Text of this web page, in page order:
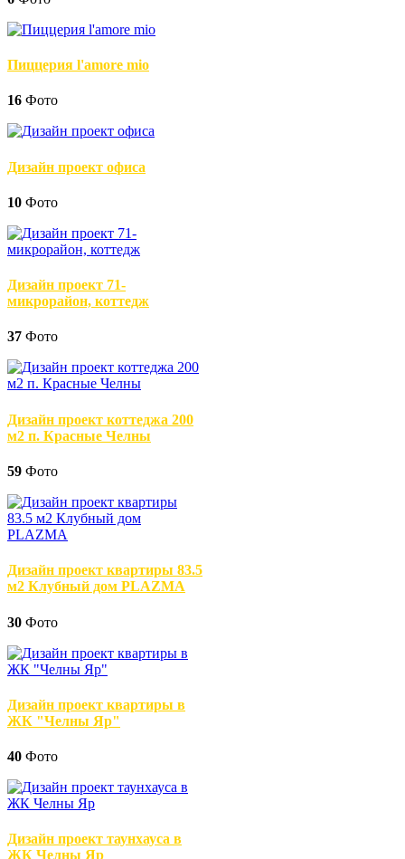
Пиццерия l'amore mio
16 Фото
Дизайн проект офиса
10 Фото
Дизайн проект 71-
микрорайон, коттедж
37 Фото
Дизайн проект коттеджа 200
м2 п. Красные Челны
59 Фото
Дизайн проект квартиры 83.5
м2 Клубный дом PLAZMA
30 Фото
Дизайн проект квартиры в
ЖК "Челны Яр"
40 Фото
Дизайн проект таунхауса в
ЖК Челны Яр